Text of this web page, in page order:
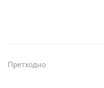
Претходно